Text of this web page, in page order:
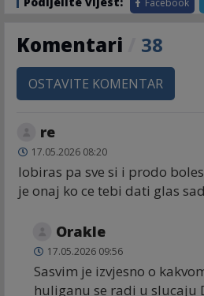
Facebook
Komentari 38
OSTAVITE KOMENTAR
re
17.05.2026 08:20
lobiras pa sve si i prodo
je onaj ko ce tebi dati glas
Orakle
17.05.2026 09:56
Sasvim je izvjesno o
huliganu se radi u slucaju